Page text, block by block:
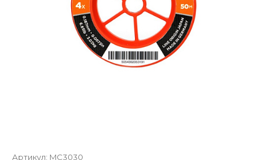
Артикул: MC3030